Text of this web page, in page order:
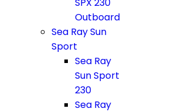
Outboard
Sea Ray Sun
Sport
Sea Ray
Sun Sport
230
Sea Ray